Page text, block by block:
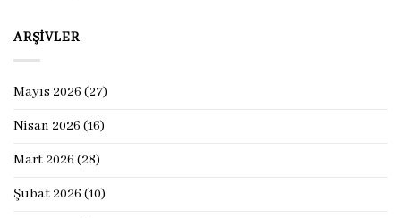
ARŞIVLER
Mayıs 2026 (27)
Nisan 2026 (16)
Mart 2026 (28)
Şubat 2026 (10)